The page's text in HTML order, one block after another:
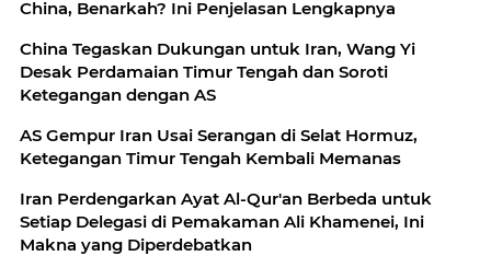
China, Benarkah? Ini Penjelasan Lengkapnya
China Tegaskan Dukungan untuk Iran, Wang Yi
Desak Perdamaian Timur Tengah dan Soroti
Ketegangan dengan AS
AS Gempur Iran Usai Serangan di Selat Hormuz,
Ketegangan Timur Tengah Kembali Memanas
Iran Perdengarkan Ayat Al-Qur'an Berbeda untuk
Setiap Delegasi di Pemakaman Ali Khamenei, Ini
Makna yang Diperdebatkan